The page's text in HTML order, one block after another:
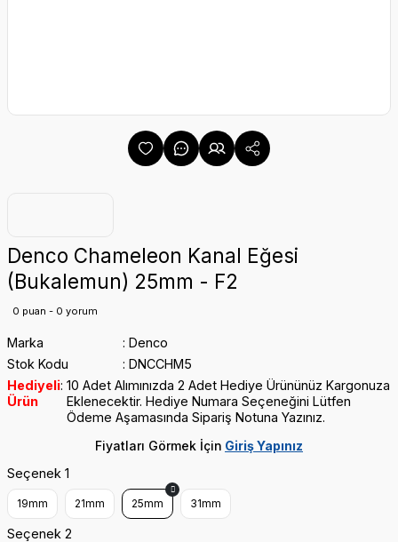
Denco Chameleon Kanal Eğesi
(Bukalemun) 25mm - F2
0 puan - 0 yorum
Marka
Denco
Stok Kodu
DNCCHM5
Hediyeli
Ürün
10 Adet Alımınızda 2 Adet Hediye Ürününüz Kargonuza
Eklenecektir. Hediye Numara Seçeneğini Lütfen
Ödeme Aşamasında Sipariş Notuna Yazınız.
Fiyatları Görmek İçin Giriş Yapınız
Seçenek 1
19mm 21mm 25mm 31mm
Seçenek 2